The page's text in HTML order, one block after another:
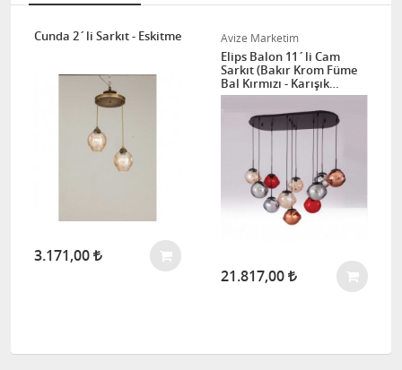
Cunda 2´li Sarkıt - Eskitme
3.171,00
Avize Marketim
Elips Balon 11´li Cam
Sarkıt (Bakır Krom Füme
Bal Kırmızı - Karışık
Renkler )
21.817,00